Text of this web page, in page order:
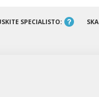
SPECIALISTO: